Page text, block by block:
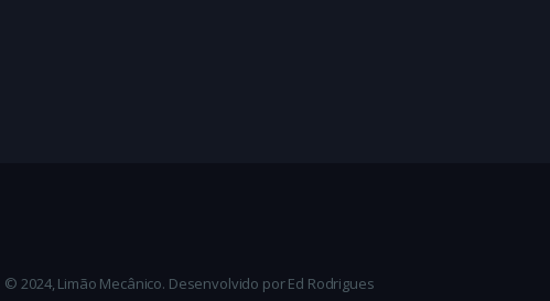
© 2024, Limão Mecânico. Desenvolvido por Ed Rodrigues